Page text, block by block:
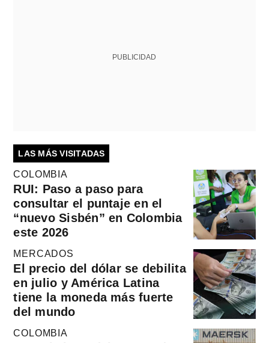
PUBLICIDAD
LAS MÁS VISITADAS
COLOMBIA
RUI: Paso a paso para
consultar el puntaje en el
“nuevo Sisbén” en Colombia
este 2026
MERCADOS
El precio del dólar se debilita
en julio y América Latina
tiene la moneda más fuerte
del mundo
COLOMBIA